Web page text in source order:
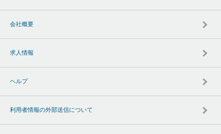
会社概要
求人情報
ヘルプ
利用者情報の外部送信について